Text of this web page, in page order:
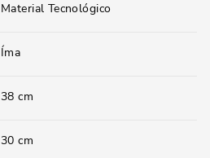
Material Tecnológico
Íma
38 cm
30 cm